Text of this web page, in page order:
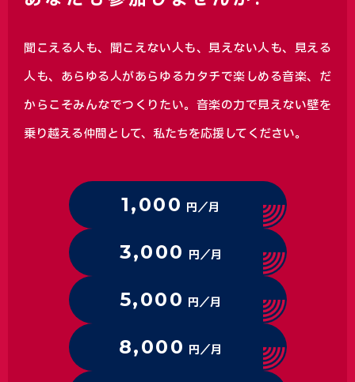
聞こえる人も、聞こえない人も、見えない人も、見える
人も、あらゆる人があらゆるカタチで楽しめる音楽、 だ
からこそみんなでつくりたい。音楽の力で見えない壁を
乗り越える仲間として、私たちを応援してください。
1,000 円／月
3,000 円／月
5,000 円／月
8,000 円／月